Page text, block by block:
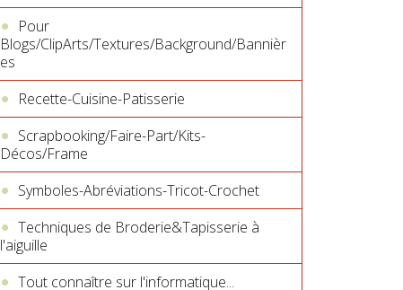
Pour
Blogs/ClipArts/Textures/Background/Bannièr
es
Recette-Cuisine-Patisserie
Scrapbooking/Faire-Part/Kits-
Décos/Frame
Symboles-Abréviations-Tricot-Crochet
Techniques de Broderie&Tapisserie à
l'aiguille
Tout connaître sur l'informatique...